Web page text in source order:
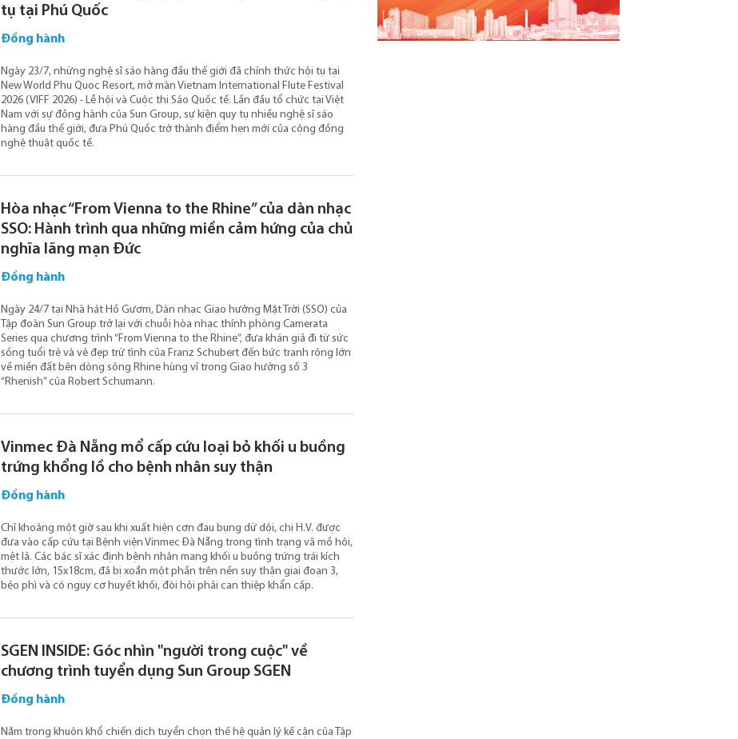
tụ tại Phú Quốc
Đồng hành
Ngày 23/7, những nghệ sĩ sáo hàng đầu thế giới đã chính thức hội tụ tại
New World Phu Quoc Resort, mở màn Vietnam International Flute Festival
2026 (VIFF 2026) - Lễ hội và Cuộc thi Sáo Quốc tế. Lần đầu tổ chức tại Việt
Nam với sự đồng hành của Sun Group, sự kiện quy tụ nhiều nghệ sĩ sáo
hàng đầu thế giới, đưa Phú Quốc trở thành điểm hẹn mới của cộng đồng
nghệ thuật quốc tế.
Hòa nhạc “From Vienna to the Rhine” của dàn nhạc
SSO: Hành trình qua những miền cảm hứng của chủ
nghĩa lãng mạn Đức
Đồng hành
Ngày 24/7 tại Nhà hát Hồ Gươm, Dàn nhạc Giao hưởng Mặt Trời (SSO) của
Tập đoàn Sun Group trở lại với chuỗi hòa nhạc thính phòng Camerata
Series qua chương trình “From Vienna to the Rhine”, đưa khán giả đi từ sức
sống tuổi trẻ và vẻ đẹp trữ tình của Franz Schubert đến bức tranh rộng lớn
về miền đất bên dòng sông Rhine hùng vĩ trong Giao hưởng số 3
“Rhenish” của Robert Schumann.
Vinmec Đà Nẵng mổ cấp cứu loại bỏ khối u buồng
trứng khổng lồ cho bệnh nhân suy thận
Đồng hành
Chỉ khoảng một giờ sau khi xuất hiện cơn đau bụng dữ dội, chị H.V. được
đưa vào cấp cứu tại Bệnh viện Vinmec Đà Nẵng trong tình trạng vã mồ hôi,
mệt lả. Các bác sĩ xác định bệnh nhân mang khối u buồng trứng trái kích
thước lớn, 15x18cm, đã bị xoắn một phần trên nền suy thận giai đoạn 3,
béo phì và có nguy cơ huyết khối, đòi hỏi phải can thiệp khẩn cấp.
SGEN INSIDE: Góc nhìn "người trong cuộc" về
chương trình tuyển dụng Sun Group SGEN
Đồng hành
Nằm trong khuôn khổ chiến dịch tuyển chọn thế hệ quản lý kế cận của Tập